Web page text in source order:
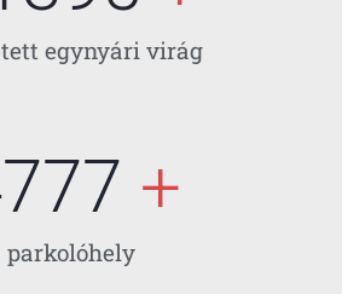
egynyári virág
parkolóhely
+